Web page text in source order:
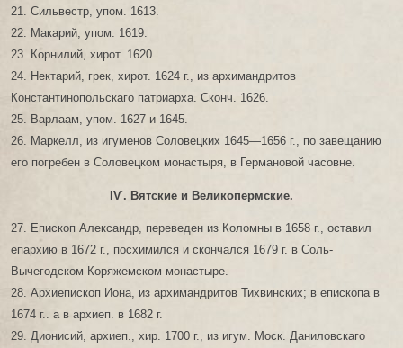
21. Сильвестр, упом. 1613.
22. Макарий, упом. 1619.
23. Корнилий, хирот. 1620.
24. Нектарий, грек, хирот. 1624 г., из архимандритов
Константинопольскаго патриарха. Сконч. 1626.
25. Варлаам, упом. 1627 и 1645.
26. Маркелл, из игуменов Соловецких 1645—1656 г., по завещанию
его погребен в Соловецком монастыря, в Германовой часовне.
ІѴ. Вятские и Великопермские.
27. Епископ Александр, переведен из Коломны в 1658 г., оставил
епархию в 1672 г., посхимился и скончался 1679 г. в Соль-
Вычегодском Коряжемском монастыре.
28. Архиепископ Иона, из архимандритов Тихвинских; в епископа в
1674 г.. а в архиеп. в 1682 г.
29. Дионисий, архиеп., хир. 1700 г., из игум. Моск. Даниловскаго